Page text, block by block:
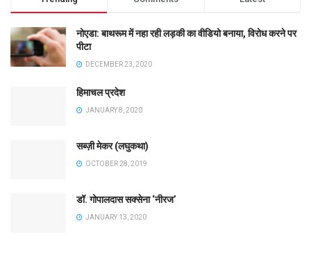
नोएडा: बाथरूम में नहा रही लड़की का वीडियो बनाया, विरोध करने पर
पीटा
DECEMBER 23, 2020
हिमाचल प्रदेश
JANUARY 8, 2020
सब्ज़ी मेकर (लघुकथा)
OCTOBER 28, 2019
डॉ. गोपालदास सक्सेना ‘नीरज’
JANUARY 13, 2020